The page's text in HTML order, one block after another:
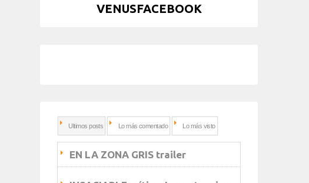
VENUSFACEBOOK
Ultimos posts Lo más comentado Lo más visto
EN LA ZONA GRIS trailer